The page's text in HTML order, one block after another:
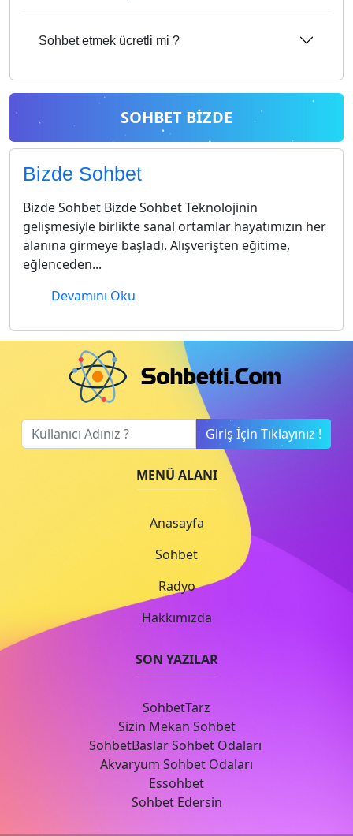
Sohbet etmek ücretli mi ?
SOHBET BİZDE
Bizde Sohbet
Bizde Sohbet Bizde Sohbet Teknolojinin
gelişmesiyle birlikte sanal ortamlar hayatımızın her
alanına girmeye başladı. Alışverişten eğitime,
eğlenceden...
Devamını Oku
Giriş İçin Tıklayınız !
MENÜ ALANI
Anasayfa
Sohbet
Radyo
Hakkımızda
SON YAZILAR
SohbetTarz
Sizin Mekan Sohbet
SohbetBaslar Sohbet Odaları
Akvaryum Sohbet Odaları
Essohbet
Sohbet Edersin